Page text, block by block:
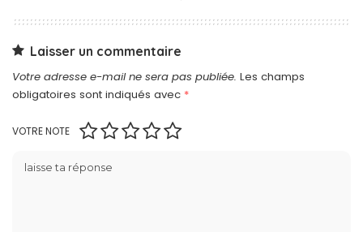
Laisser un commentaire
Votre adresse e-mail ne sera pas publiée. Les champs
obligatoires sont indiqués avec *
VOTRE NOTE